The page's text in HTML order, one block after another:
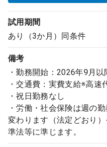
試用期間
あり（3か月）同条件
備考
・勤務開始：2026年9月以
・交通費：実費支給※高速
・祝日勤務なし
・労働・社会保険は週の
変わります（法定どおり
準法等に準じます。